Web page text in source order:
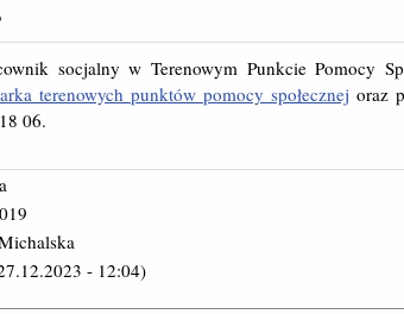
socjalny w Terenowym Punkcie Pomocy
terenowych punktów pomocy społecznej oraz
06.
- 12:04)